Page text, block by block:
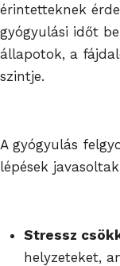
érintetteknek
gyógyulási időt
állapotok, a
szintje.
A gyógyulás
lépések
Stressz
helyzeteket,